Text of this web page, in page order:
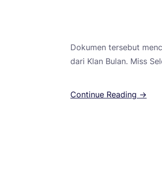
Dokumen tersebut
dari Klan Bulan. Miss
Continue Reading →